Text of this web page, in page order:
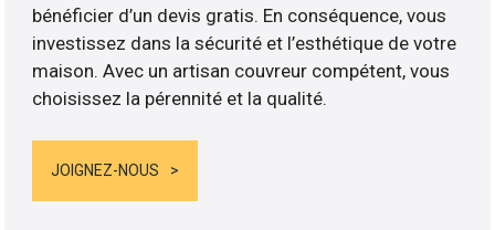
bénéficier d’un devis gratis. En conséquence, vous
investissez dans la sécurité et l’esthétique de votre
maison. Avec un artisan couvreur compétent, vous
choisissez la pérennité et la qualité.
JOIGNEZ-NOUS